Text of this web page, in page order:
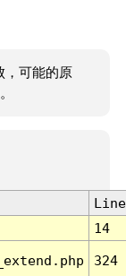
，可能的原
Line
14
324